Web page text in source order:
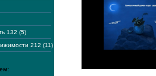
132 (5)
212 (11)